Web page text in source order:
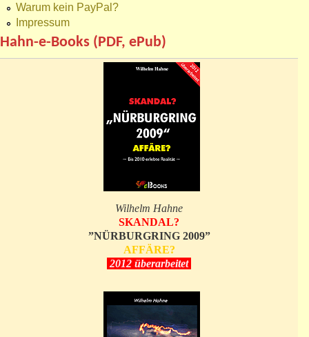
Warum kein PayPal?
Impressum
Hahn-e-Books (PDF, ePub)
Wilhelm Hahne
SKANDAL?
”NÜRBURGRING 2009”
AFFÄRE?
2012 überarbeitet